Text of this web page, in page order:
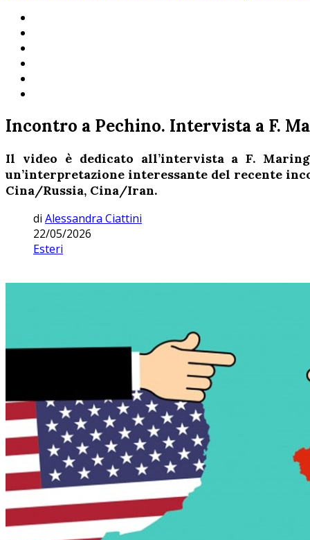
Incontro a Pechino. Intervista a F.
Il video è dedicato all’intervista a F.
un’interpretazione interessante del recente
Cina/Russia, Cina/Iran.
di Alessandra Ciattini
22/05/2026
Esteri